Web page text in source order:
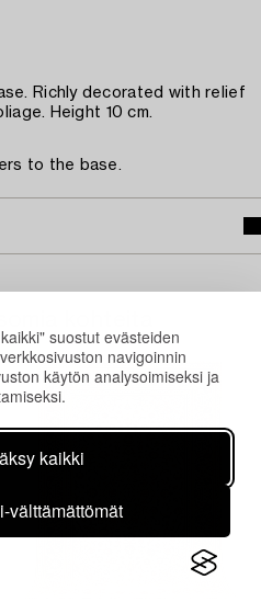
suostut evästeiden
navigoinnin
käytön analysoimiseksi ja
kaikki
välttämättömät
Richly decorated with relief
Height 10 cm.
to the base.